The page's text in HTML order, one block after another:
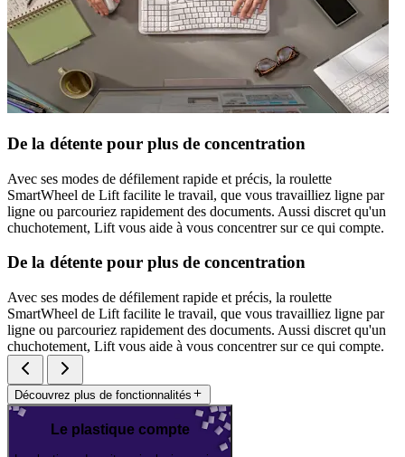
De la détente pour plus de concentration
Avec ses modes de défilement rapide et précis, la roulette
SmartWheel de Lift facilite le travail, que vous travailliez ligne par
ligne ou parcouriez rapidement des documents. Aussi discret qu'un
chuchotement, Lift vous aide à vous concentrer sur ce qui compte.
De la détente pour plus de concentration
Avec ses modes de défilement rapide et précis, la roulette
SmartWheel de Lift facilite le travail, que vous travailliez ligne par
ligne ou parcouriez rapidement des documents. Aussi discret qu'un
chuchotement, Lift vous aide à vous concentrer sur ce qui compte.
Découvrez plus de fonctionnalités
Le plastique compte